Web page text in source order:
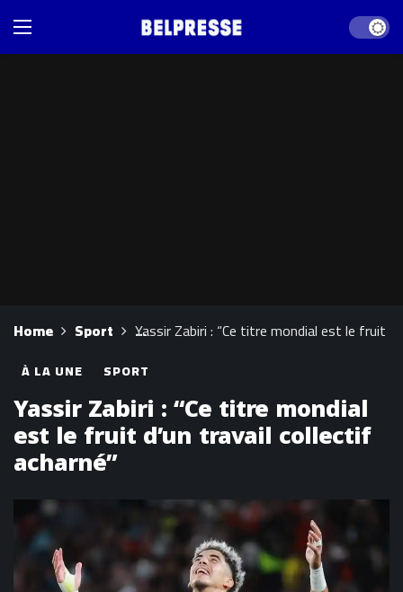
Dark
Home Sport Yassir Zabiri : “Ce titre mondial est le fruit
À LA UNE SPORT
Yassir Zabiri : “Ce titre mondial
est le fruit d’un travail collectif
acharné”